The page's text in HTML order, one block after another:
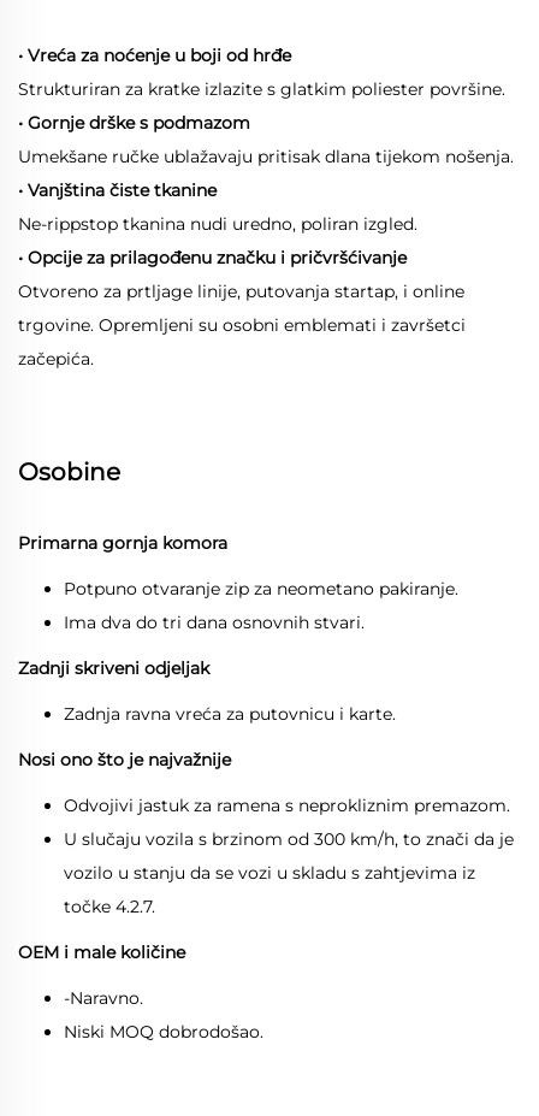
• Vreća za noćenje u boji od hrđe
Strukturiran za kratke izlazite s glatkim poliester površine.
• Gornje drške s podmazom
Umekšane ručke ublažavaju pritisak dlana tijekom nošenja.
• Vanjština čiste tkanine
Ne-rippstop tkanina nudi uredno, poliran izgled.
• Opcije za prilagođenu značku i pričvršćivanje
Otvoreno za prtljage linije, putovanja startap, i online
trgovine. Opremljeni su osobni emblemati i završetci
začepića.
Osobine
Primarna gornja komora
Potpuno otvaranje zip za neometano pakiranje.
Ima dva do tri dana osnovnih stvari.
Zadnji skriveni odjeljak
Zadnja ravna vreća za putovnicu i karte.
Nosi ono što je najvažnije
Odvojivi jastuk za ramena s neprokliznim premazom.
U slučaju vozila s brzinom od 300 km/h, to znači da je
vozilo u stanju da se vozi u skladu s zahtjevima iz
točke 4.2.7.
OEM i male količine
-Naravno.
Niski MOQ dobrodošao.